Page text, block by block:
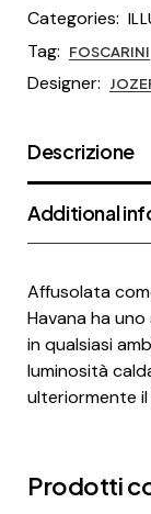
Categories:
Tag: FOSCARINI
Designer:
Descrizione
Additional
Affusolata
Havana ha
in qualsiasi
luminosità
ulteriormente il
Prodotti